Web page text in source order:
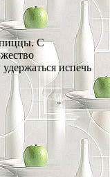
пиццы. С
испечь